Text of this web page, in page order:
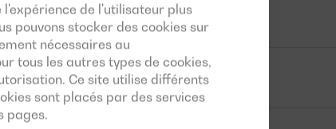
de l'utilisateur plus
pouvons stocker des cookies sur
nécessaires au
tous les autres types de cookies,
Ce site utilise différents
sont placés par des services
pages.